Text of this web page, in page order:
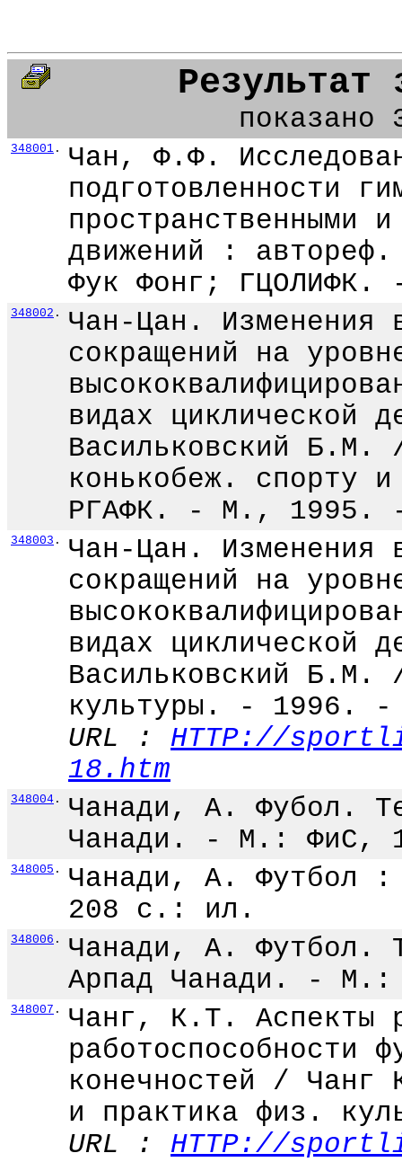
Результат
показано
348001 .
Чан, Ф.Ф.
подготовленности
пространственными
движений :
Фук Фонг;
348002 .
Чан-Цан. Изменения
сокращений на
видах циклической
Васильковский
конькобеж. спорту
РГАФК. - М., 1995.
348003 .
Чан-Цан. Изменения
сокращений на
видах циклической
Васильковский
культуры. -
URL : HTTP://
18.htm
348004 .
Чанади, А. Фубол.
Чанади. - М.: ФиС,
348005 .
Чанади, А. Футбол
208 с.: ил.
348006 .
Чанади, А.
Арпад Чанади. -
348007 .
Чанг, К.Т. Аспекты
работоспособности
конечностей /
и практика физ.
URL : HTTP://